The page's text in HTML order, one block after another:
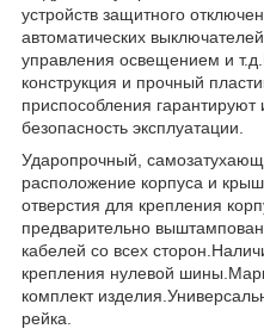
устройств защитного
автоматических
управления освещением и
конструкция и прочный
приспособления
безопасность эксплуатации.
Ударопрочный,
расположение корпуса и
отверстия для крепления
предварительно
кабелей со всех
крепления нулевой
комплект
рейка.